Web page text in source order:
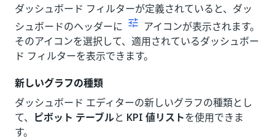
ダッシュボード フィルターが定義されていると、ダッ
シュボードのヘッダーに
アイコンが表示されます。
そのアイコンを選択して、適用されているダッシュボー
ド フィルターを表示できます。
新しいグラフの種類
ダッシュボード エディターの新しいグラフの種類とし
て、 ピボット テーブルと KPI 値リストを使用できま
す。